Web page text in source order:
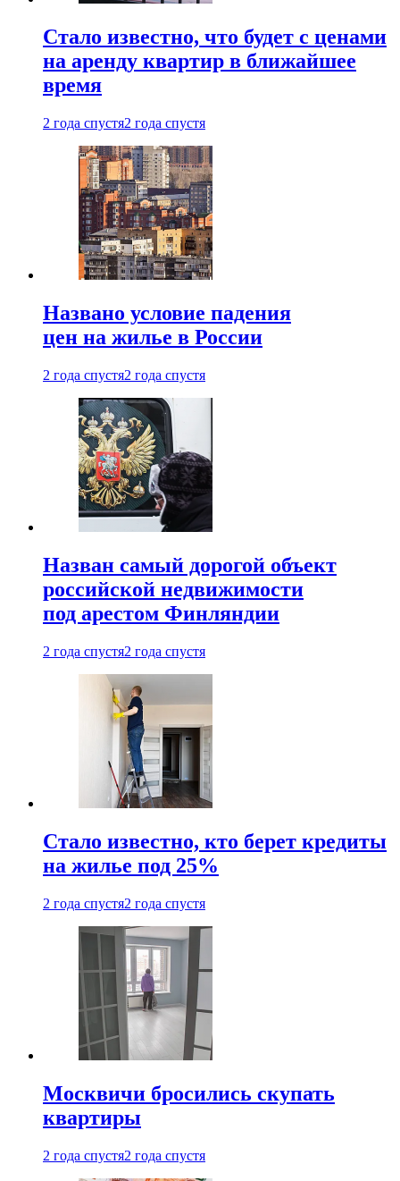
Стало известно, что будет с ценами
на аренду квартир в ближайшее
время
2 года спустя2 года спустя
Названо условие падения
цен на жилье в России
2 года спустя2 года спустя
Назван самый дорогой объект
российской недвижимости
под арестом Финляндии
2 года спустя2 года спустя
Стало известно, кто берет кредиты
на жилье под 25%
2 года спустя2 года спустя
Москвичи бросились скупать
квартиры
2 года спустя2 года спустя